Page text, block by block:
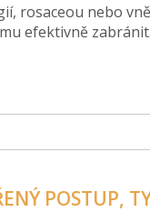
rosaceou nebo
efektivně zabránit.
POSTUP,